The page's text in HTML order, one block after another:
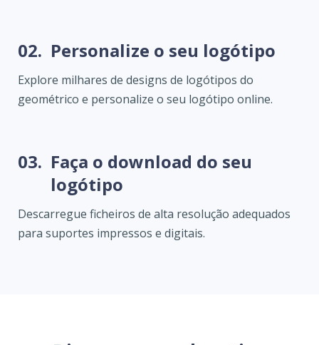
02. Personalize o seu logótipo
Explore milhares de designs de logótipos do
geométrico e personalize o seu logótipo online.
03. Faça o download do seu
logótipo
Descarregue ficheiros de alta resolução adequados
para suportes impressos e digitais.